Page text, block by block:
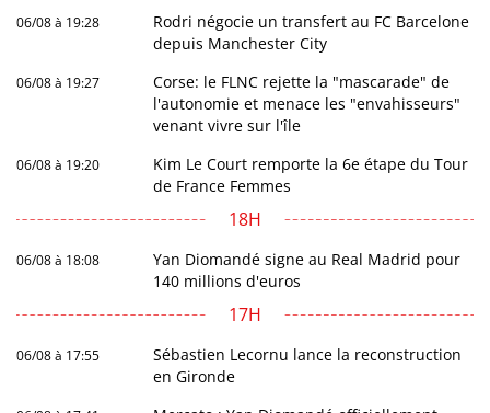
06/08 à 19:28
Rodri négocie un transfert au FC Barcelone
depuis Manchester City
06/08 à 19:27
Corse: le FLNC rejette la "mascarade" de
l'autonomie et menace les "envahisseurs"
venant vivre sur l'île
06/08 à 19:20
Kim Le Court remporte la 6e étape du Tour
de France Femmes
18H
06/08 à 18:08
Yan Diomandé signe au Real Madrid pour
140 millions d'euros
17H
06/08 à 17:55
Sébastien Lecornu lance la reconstruction
en Gironde